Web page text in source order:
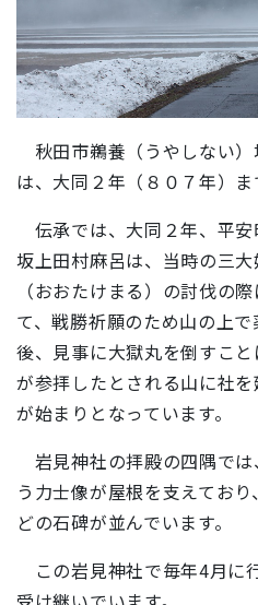
秋田市鵜養（うやしない
は、大同２年（８０７年）ま
伝承では、大同２年、平
坂上田村麻呂は、当時の三
（おおたけまる）の討伐の
て、戦勝祈願のため山の上
後、見事に大獄丸を倒すこ
が参拝したとされる山に社
が始まりとなっています。
岩見神社の拝殿の四隅で
う力士像が屋根を支えてお
どの石碑が並んでいます。
この岩見神社で毎年4月に